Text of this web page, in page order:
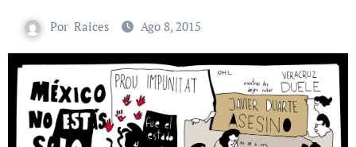
Por Raices Ago 8, 2015